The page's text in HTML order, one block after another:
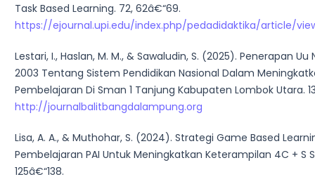
Task Based Learning. 72, 62â€“69.
https://ejournal.upi.edu/index.php/pedadidaktika/article/
Lestari, I., Haslan, M. M., & Sawaludin, S. (2025). Penerapan
2003 Tentang Sistem Pendidikan Nasional Dalam
Pembelajaran Di Sman 1 Tanjung Kabupaten Lombok Utara.
http://journalbalitbangdalampung.org
Lisa, A. A., & Muthohar, S. (2024). Strategi Game Based
Pembelajaran PAI Untuk Meningkatkan Keterampilan 4C + S
125â€“138.